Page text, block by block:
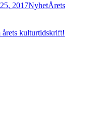
2017NyhetÅrets
årets kulturtidskrift!